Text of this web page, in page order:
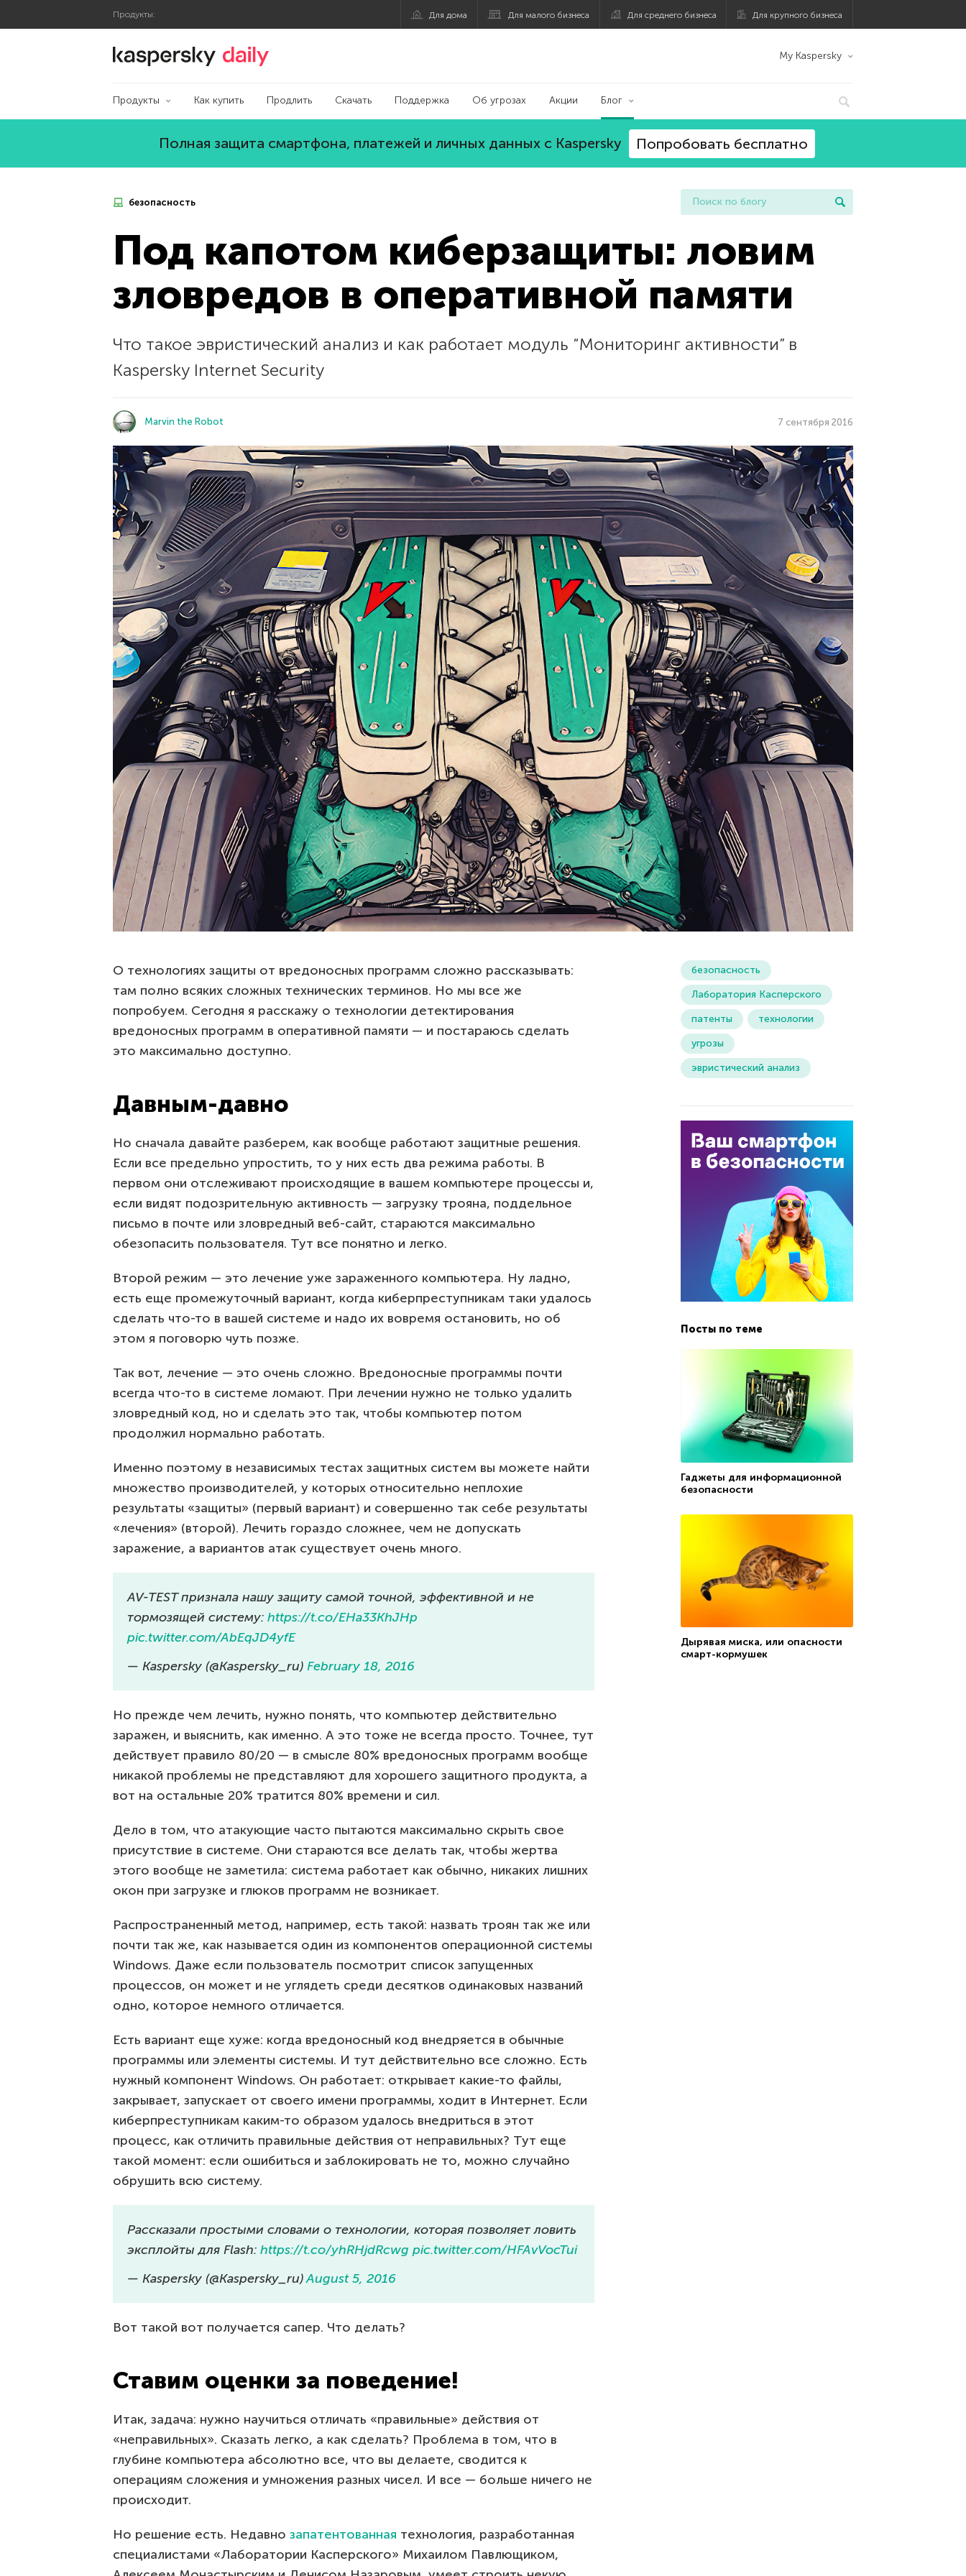
Продукты: Для дома Для малого бизнеса Для среднего бизнеса Для крупного бизнеса
Блог Касперского My Kaspersky
Продукты Как купить Продлить Скачать Поддержка Об угрозах Акции Блог
Полная защита смартфона, платежей и личных данных с Kaspersky Попробовать бесплатно
безопасность
Под капотом киберзащиты: ловим
зловредов в оперативной памяти
Что такое эвристический анализ и как работает модуль “Мониторинг активности” в
Kaspersky Internet Security
Marvin the Robot 7 сентября 2016
О технологиях защиты от вредоносных программ сложно рассказывать:
там полно всяких сложных технических терминов. Но мы все же
попробуем. Сегодня я расскажу о технологии детектирования
вредоносных программ в оперативной памяти — и постараюсь сделать
это максимально доступно.
Давным-давно
Но сначала давайте разберем, как вообще работают защитные решения.
Если все предельно упростить, то у них есть два режима работы. В
первом они отслеживают происходящие в вашем компьютере процессы и,
если видят подозрительную активность — загрузку трояна, поддельное
письмо в почте или зловредный веб-сайт, стараются максимально
обезопасить пользователя. Тут все понятно и легко.
Второй режим — это лечение уже зараженного компьютера. Ну ладно,
есть еще промежуточный вариант, когда киберпреступникам таки удалось
сделать что-то в вашей системе и надо их вовремя остановить, но об
этом я поговорю чуть позже.
Так вот, лечение — это очень сложно. Вредоносные программы почти
всегда что-то в системе ломают. При лечении нужно не только удалить
зловредный код, но и сделать это так, чтобы компьютер потом
продолжил нормально работать.
Именно поэтому в независимых тестах защитных систем вы можете найти
множество производителей, у которых относительно неплохие
результаты «защиты» (первый вариант) и совершенно так себе результаты
«лечения» (второй). Лечить гораздо сложнее, чем не допускать
заражение, а вариантов атак существует очень много.
AV-TEST признала нашу защиту самой точной, эффективной и не
тормозящей систему: https://t.co/EHa33KhJHp
pic.twitter.com/AbEqJD4yfE
— Kaspersky (@Kaspersky_ru) February 18, 2016
Но прежде чем лечить, нужно понять, что компьютер действительно
заражен, и выяснить, как именно. А это тоже не всегда просто. Точнее, тут
действует правило 80/20 — в смысле 80% вредоносных программ вообще
никакой проблемы не представляют для хорошего защитного продукта, а
вот на остальные 20% тратится 80% времени и сил.
Дело в том, что атакующие часто пытаются максимально скрыть свое
присутствие в системе. Они стараются все делать так, чтобы жертва
этого вообще не заметила: система работает как обычно, никаких лишних
окон при загрузке и глюков программ не возникает.
Распространенный метод, например, есть такой: назвать троян так же или
почти так же, как называется один из компонентов операционной системы
Windows. Даже если пользователь посмотрит список запущенных
процессов, он может и не углядеть среди десятков одинаковых названий
одно, которое немного отличается.
Есть вариант еще хуже: когда вредоносный код внедряется в обычные
программы или элементы системы. И тут действительно все сложно. Есть
нужный компонент Windows. Он работает: открывает какие-то файлы,
закрывает, запускает от своего имени программы, ходит в Интернет. Если
киберпреступникам каким-то образом удалось внедриться в этот
процесс, как отличить правильные действия от неправильных? Тут еще
такой момент: если ошибиться и заблокировать не то, можно случайно
обрушить всю систему.
Рассказали простыми словами о технологии, которая позволяет ловить
эксплойты для Flash: https://t.co/yhRHjdRcwg pic.twitter.com/HFAvVocTui
— Kaspersky (@Kaspersky_ru)August 5, 2016
Вот такой вот получается сапер. Что делать?
Ставим оценки за поведение!
Итак, задача: нужно научиться отличать «правильные» действия от
«неправильных». Сказать легко, а как сделать? Проблема в том, что в
глубине компьютера абсолютно все, что вы делаете, сводится к
операциям сложения и умножения разных чисел. И все — больше ничего не
происходит.
Но решение есть. Недавно запатентованная технология, разработанная
специалистами «Лаборатории Касперского» Михаилом Павлющиком,
безопасность
Лаборатория Касперского
патенты
технологии
угрозы
эвристический анализ
Посты по теме
Гаджеты для информационной
безопасности
Дырявая миска, или опасности
смарт-кормушек